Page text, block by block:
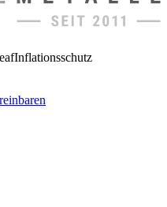
Inflationsschutz